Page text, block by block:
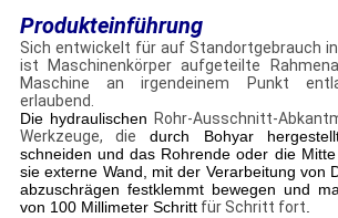
Produkteinführung
Sich entwickelt für auf Standortgebrauch
ist Maschinenkörper aufgeteilte
Maschine an irgendeinem Punkt
erlaubend.
Die hydraulischen Rohr-Ausschnitt-
Werkzeuge, die durch Bohyar
schneiden und das Rohrende oder die
sie externe Wand, mit der Verarbeitung von
abzuschrägen festklemmt bewegen und
von 100 Millimeter Schrittfür Schritt fort.